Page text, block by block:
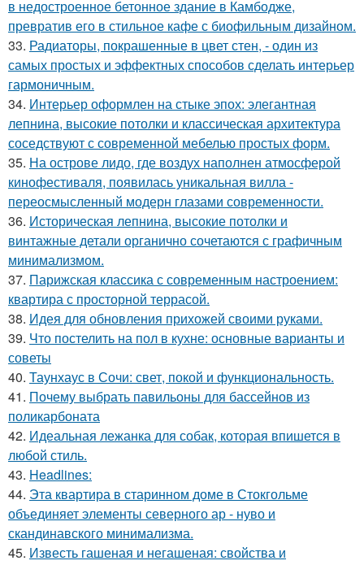
в недостроенное бетонное здание в Камбодже,
превратив его в стильное кафе с биофильным дизайном.
33. Радиаторы, покрашенные в цвет стен, - один из
самых простых и эффектных способов сделать интерьер
гармоничным.
34. Интерьер оформлен на стыке эпох: элегантная
лепнина, высокие потолки и классическая архитектура
соседствуют с современной мебелью простых форм.
35. На острове лидо, где воздух наполнен атмосферой
кинофестиваля, появилась уникальная вилла -
переосмысленный модерн глазами современности.
36. Историческая лепнина, высокие потолки и
винтажные детали органично сочетаются с графичным
минимализмом.
37. Парижская классика с современным настроением:
квартира с просторной террасой.
38. Идея для обновления прихожей своими руками.
39. Что постелить на пол в кухне: основные варианты и
советы
40. Таунхаус в Сочи: свет, покой и функциональность.
41. Почему выбрать павильоны для бассейнов из
поликарбоната
42. Идеальная лежанка для собак, которая впишется в
любой стиль.
43. Headlines:
44. Эта квартира в старинном доме в Стокгольме
объединяет элементы северного ар - нуво и
скандинавского минимализма.
45. Известь гашеная и негашеная: свойства и